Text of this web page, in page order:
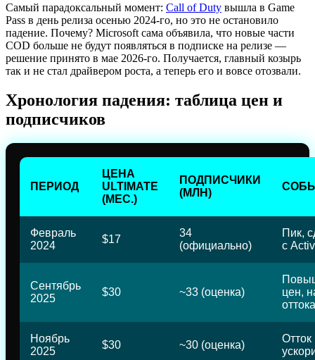
Самый парадоксальный момент: Call of Duty вышла в Game
Pass в день релиза осенью 2024-го, но это не остановило
падение. Почему? Microsoft сама объявила, что новые части
COD больше не будут появляться в подписке на релизе —
решение принято в мае 2026-го. Получается, главный козырь
так и не стал драйвером роста, а теперь его и вовсе отозвали.
Хронология падения: таблица цен и
подписчиков
ПЕРИОД
ЦЕНА
ULTIMATE
(МЕС.)
ПОДПИСЧИКИ
(МЛН)
Февраль
2024
$17
34
(официально)
Пик,
с
Сентябрь
2025
$30 ~33 (оценка)
цен,
оттока
Ноябрь
2025
$30 ~30 (оценка)
Отток